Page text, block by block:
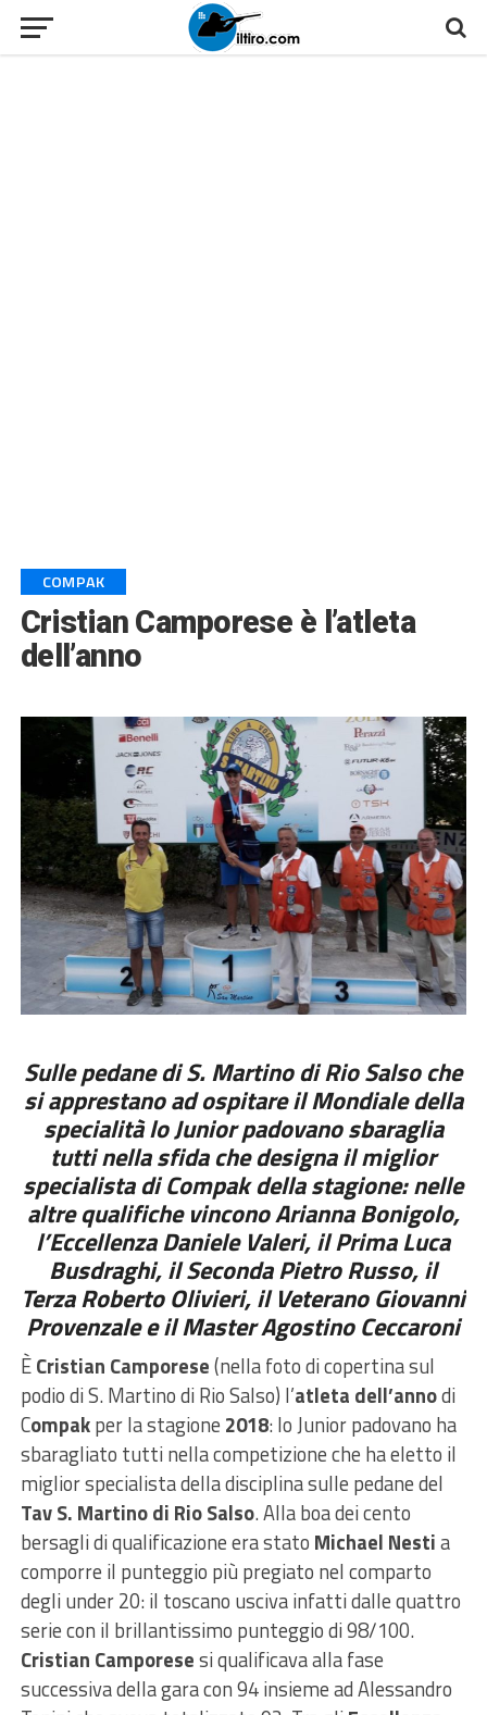
COMPAK
Cristian Camporese è l’atleta
dell’anno
Sulle pedane di S. Martino di Rio Salso che
si apprestano ad ospitare il Mondiale della
specialità lo Junior padovano sbaraglia
tutti nella sfida che designa il miglior
specialista di Compak della stagione: nelle
altre qualifiche vincono Arianna Bonigolo,
l’Eccellenza Daniele Valeri, il Prima Luca
Busdraghi, il Seconda Pietro Russo, il
Terza Roberto Olivieri, il Veterano Giovanni
Provenzale e il Master Agostino Ceccaroni
ÈCristian Camporese(nella foto di copertina sul
podio di S. Martino di Rio Salso) l’atleta dell’annodi
Compakper la stagione 2018: lo Junior padovano ha
sbaragliato tutti nella competizione che ha eletto il
miglior specialista della disciplina sulle pedane del
Tav S. Martino di Rio Salso. Alla boa dei cento
bersagli di qualificazione era stato Michael Nestia
comporre il punteggio più pregiato nel comparto
degli under 20: il toscano usciva infatti dalle quattro
serie con il brillantissimo punteggio di 98/100.
Cristian Camporesesi qualificava alla fase
successiva della gara con 94 insieme ad Alessandro